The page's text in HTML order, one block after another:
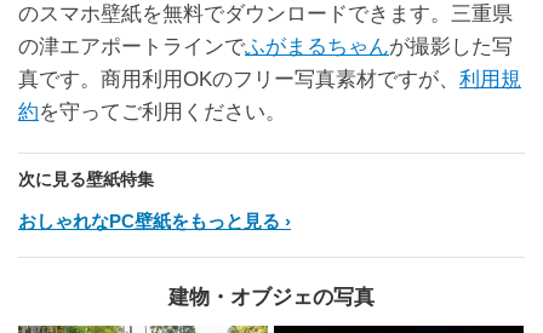
のスマホ壁紙を無料でダウンロードできます。三重県
の津エアポートラインでふがまるちゃんが撮影した写
真です。商用利用OKのフリー写真素材ですが、 利用規
約を守ってご利用ください。
次に見る壁紙特集
おしゃれなPC壁紙をもっと見る
建物・オブジェの写真